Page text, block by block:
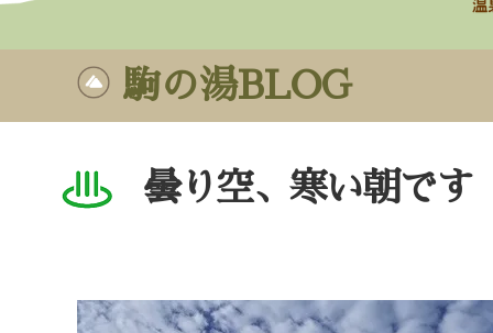
駒の湯BLOG
曇り空、寒い朝です